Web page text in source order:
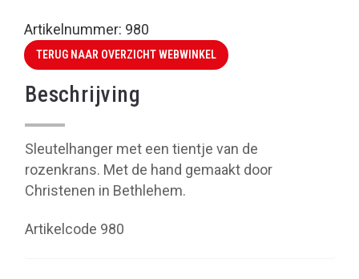
aantal
Artikelnummer: 980
TERUG NAAR OVERZICHT WEBWINKEL
Beschrijving
Sleutelhanger met een tientje van de
rozenkrans. Met de hand gemaakt door
Christenen in Bethlehem.
Artikelcode 980